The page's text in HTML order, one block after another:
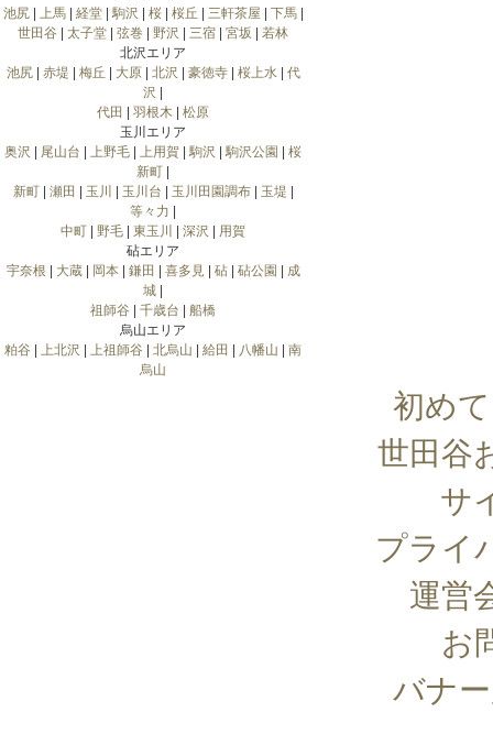
池尻| 上馬| 経堂| 駒沢 桜| 桜丘 三軒茶屋 下馬|
世田谷
太子堂 弦巻 野沢 三宿 宮坂
若林
北沢エリア
池尻| 赤堤 梅丘 大原| 北沢 豪徳寺| 桜上水| 代
沢
代田
羽根木
松原
玉川エリア
奥沢
尾山台 上野毛 上用賀 駒沢 駒沢公園
桜
新町
新町| 瀬田 玉川 玉川台 玉川田園調布| 玉堤
等々力
中町
野毛 東玉川 深沢
用賀
砧エリア
宇奈根
大蔵| 岡本| 鎌田 喜多見| 砧| 砧公園
成
城
祖師谷
千歳台
船橋
烏山エリア
粕谷
上北沢 上祖師谷 北烏山 給田 八幡山
南
烏山
初め
世田谷
サ
プライ
運営
お
バナ